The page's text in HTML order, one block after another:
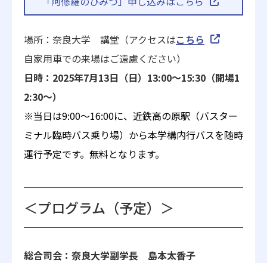
場所：奈良大学 講堂（アクセスはこちら
自家用車での来場はご遠慮ください）
日時：2025年7月13日（日）13:00〜15:30（開場1
2:30～）
※当日は9:00～16:00に、近鉄高の原駅（バスター
ミナル臨時バス乗り場）から本学構内行バスを随時
運行予定です。無料となります。
＜プログラム（予定）＞
総合司会：奈良大学副学長 島本太香子